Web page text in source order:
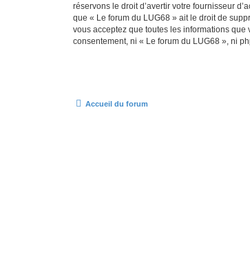
réservons le droit d’avertir votre fournisseur
que « Le forum du LUG68 » ait le droit de
vous acceptez que toutes les informations
consentement, ni « Le forum du LUG68 », ni
Accueil du forum